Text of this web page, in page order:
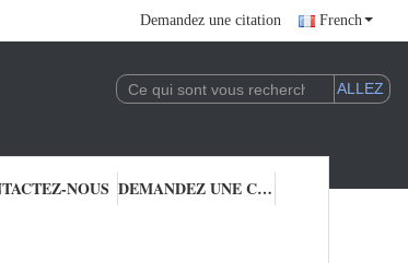
Demandez une citation French
NOUS DEMANDEZ UNE CITATION